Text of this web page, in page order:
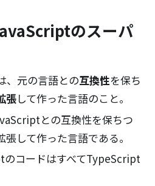
のスーパ
、元の言語との互換性を保ち
張して作った言語のこと。
との互換性を保ちつ
して作った言語である。
のコードはすべてTypeScript